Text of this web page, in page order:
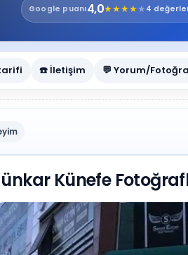
Google puanı4,0★★★★★ 4
☎️ İletişim 💬 Yorum/
Künefe